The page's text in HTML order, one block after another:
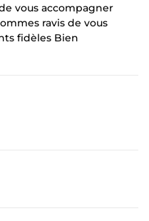
vous accompagner
ravis de vous
fidèles Bien